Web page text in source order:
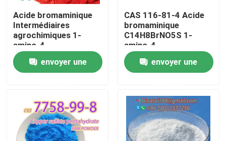
À la maison
Produits
Vidéos
À propos de nous
Acide bromaminique
Intermédiaires
agrochimiques 1-
amino-4-
bromoanthraquinone-
2-acide sulfonique
CAS 116-81-4
envoyer une
CAS 116-81-4 Acide
bromaminique
C14H8BrNO5S 1-
amino-4-
bromoanthraquinone-
2-acide sulfonique
envoyer une